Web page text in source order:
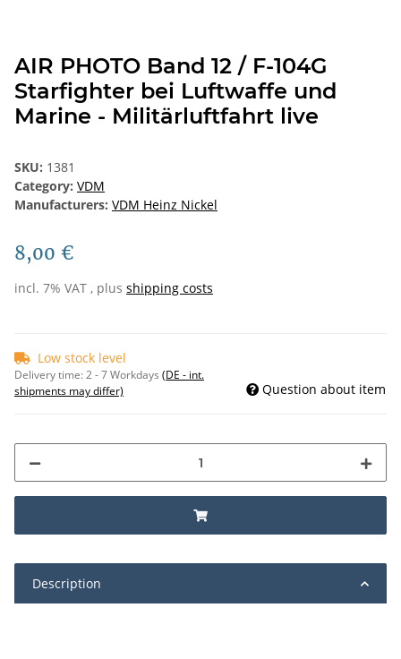
AIR PHOTO Band 12 / F-104G
Starfighter bei Luftwaffe und
Marine - Militärluftfahrt live
SKU: 1381
Category: VDM
Manufacturers: VDM Heinz Nickel
8,00 €
incl. 7% VAT , plus shipping costs
Low stock level
Delivery time:2 - 7 Workdays (DE - int.
shipments may differ)
Question about item
Description